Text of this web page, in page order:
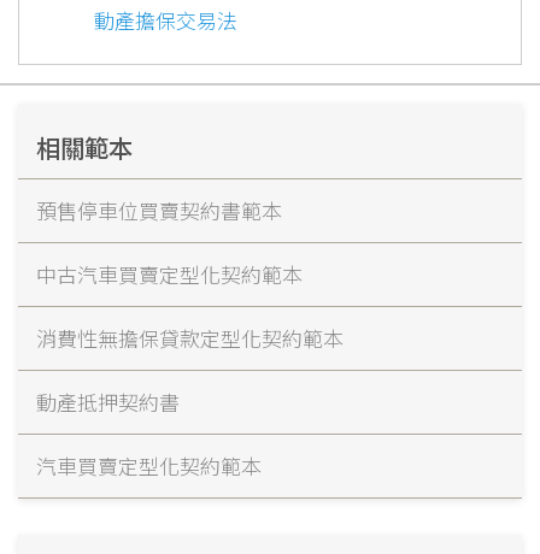
動產擔保交易法
相關範本
預售停車位買賣契約書範本
中古汽車買賣定型化契約範本
消費性無擔保貸款定型化契約範本
動產抵押契約書
汽車買賣定型化契約範本